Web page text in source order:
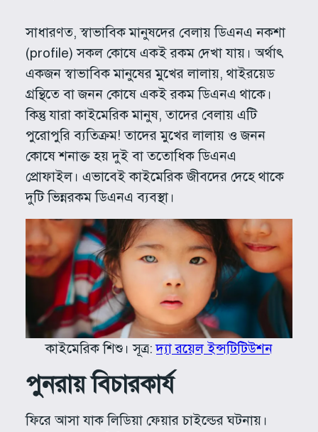
সাধারণত, স্বাভাবিক মানুষদের বেলায় ডিএনএ নকশা
(profile) সকল কোষে একই রকম দেখা যায়। অর্থাৎ
একজন স্বাভাবিক মানুষের মুখের লালায়, থাইরয়েড
গ্রন্থিতে বা জনন কোষে একই রকম ডিএনএ থাকে।
কিন্তু যারা কাইমেরিক মানুষ, তাদের বেলায় এটি
পুরোপুরি ব্যতিক্রম! তাদের মুখের লালায় ও জনন
কোষে শনাক্ত হয় দুই বা ততোধিক ডিএনএ
প্রোফাইল। এভাবেই কাইমেরিক জীবদের দেহে থাকে
দুটি ভিন্নরকম ডিএনএ ব্যবস্থা।
কাইমেরিক শিশু। সূত্র:দ্যা রয়েল ইন্সটিটিউশন
পুনরায় বিচারকার্য
ফিরে আসা যাক লিডিয়া ফেয়ার চাইল্ডের ঘটনায়।